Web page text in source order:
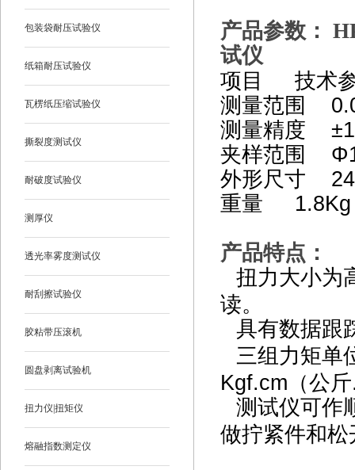
包装袋耐压试验仪
纸箱耐压试验仪
瓦楞纸压缩试验仪
撕裂度测试仪
耐破度试验仪
测厚仪
透光率雾度测试仪
耐刮擦试验仪
胶粘带压滚机
圆盘剥离试验机
扭力仪|扭矩仪
熔融指数测定仪
产品参数：
试仪
项目 技术
测量范围
测量精度
夹样范围
外形尺寸
重量
产品特点：
扭力大小为
读。
具有数据跟
三组力矩单
Kgf.cm（公
测试仪可作
做拧紧件和